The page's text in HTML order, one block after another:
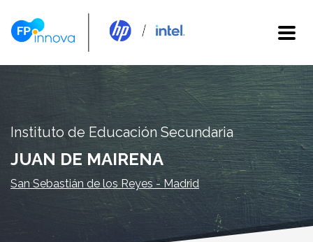
Instituto de Educación Secundaria
JUAN DE MAIRENA
San Sebastián de los Reyes - Madrid